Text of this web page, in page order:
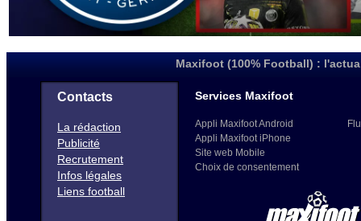
Maxifoot (100% Football) :
Contacts
La rédaction
Publicité
Recrutement
Infos légales
Liens football
Services Maxifoot
Appli Maxifoot Android
Appli Maxifoot iPhone
Site web Mobile
Choix de consentement